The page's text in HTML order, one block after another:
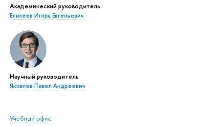
Академический руководитель
Елисеев Игорь Евгеньевич
Научный руководитель
Яковлев Павел Андреевич
Учебный офис